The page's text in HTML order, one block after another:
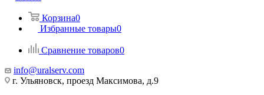
Корзина0
Избранные товары0
Сравнение товаров0
info@uralserv.com
г. Ульяновск, проезд Максимова, д.9